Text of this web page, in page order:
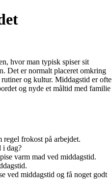
hvor man typisk spiser sit
Det er normalt placeret omkring
og kultur. Middagstid er ofte
og nyde et måltid med familie
regel frokost på arbejdet.
i dag?
varm mad ved middagstid.
ved middagstid og få noget godt